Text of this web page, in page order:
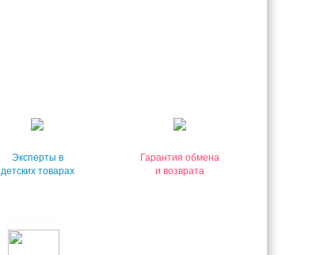
Эксперты в
детских товарах
Гарантия обмена
и возврата